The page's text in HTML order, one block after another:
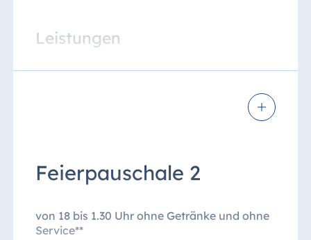
Leistungen
Bereitstellung und Raummiete eines
Teilnahme am kalt-warmen Dinnerbuffet
Getränkepauschale für vier Stunden (18
Feierpauschale 2
von 18 bis 1.30 Uhr ohne Getränke und ohne
Service**